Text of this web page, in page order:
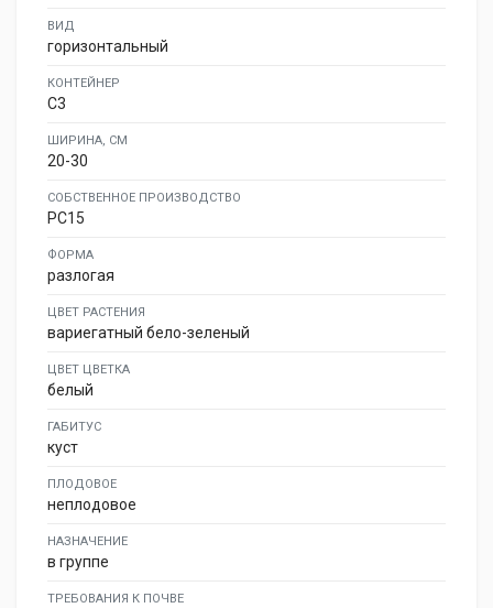
ВИД
горизонтальный
КОНТЕЙНЕР
C3
ШИРИНА, СМ
20-30
СОБСТВЕННОЕ ПРОИЗВОДСТВО
PC15
ФОРМА
разлогая
ЦВЕТ РАСТЕНИЯ
вариегатный бело-зеленый
ЦВЕТ ЦВЕТКА
белый
ГАБИТУС
куст
ПЛОДОВОЕ
неплодовое
НАЗНАЧЕНИЕ
в группе
ТРЕБОВАНИЯ К ПОЧВЕ